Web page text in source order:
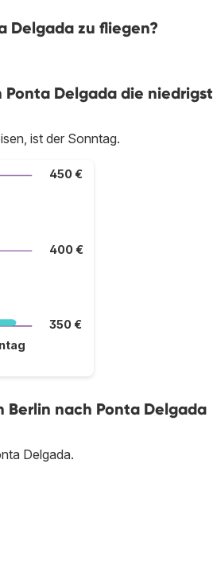
Delgada zu fliegen?
Delgada die
ist der Sonntag.
350 €
400 €
450 €
Berlin nach Ponta Delgada
Delgada.